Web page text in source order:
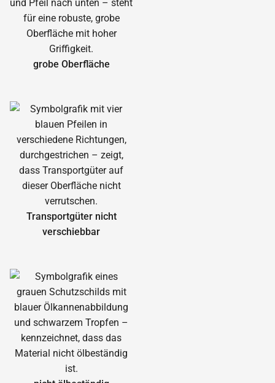
grobe Oberfläche
Transportgüter nicht
verschiebbar